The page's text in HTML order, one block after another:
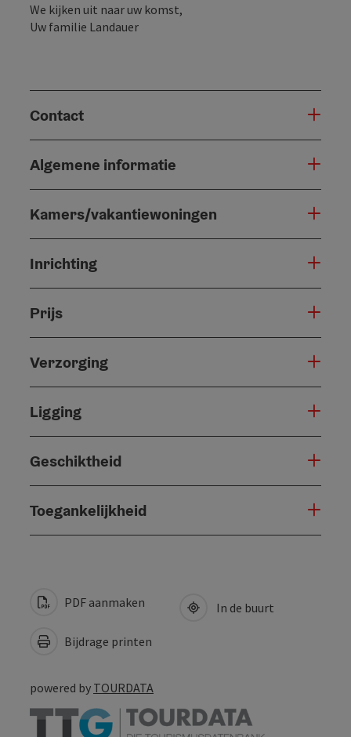
We kijken uit naar uw komst,
Uw familie Landauer
Contact
Algemene informatie
Kamers/vakantiewoningen
Inrichting
Prijs
Verzorging
Ligging
Geschiktheid
Toegankelijkheid
PDF aanmaken
Bijdrage printen
In de buurt
powered by TOURDATA